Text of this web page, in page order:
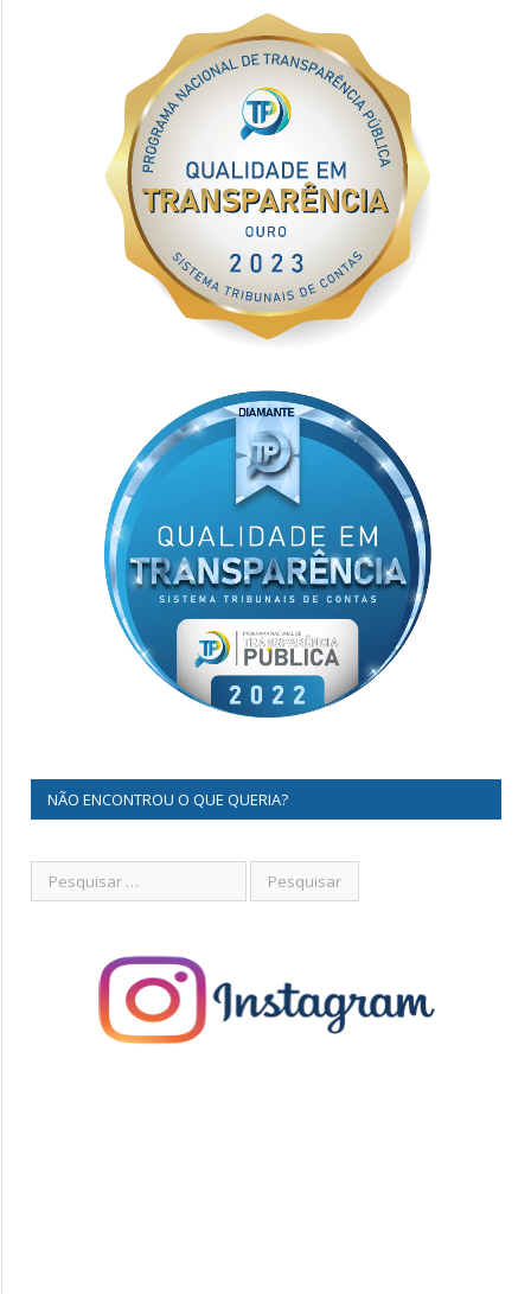
NÃO ENCONTROU O QUE QUERIA?